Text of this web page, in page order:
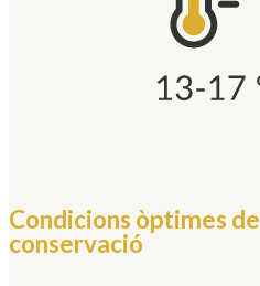
Condicions òptimes de
conservació